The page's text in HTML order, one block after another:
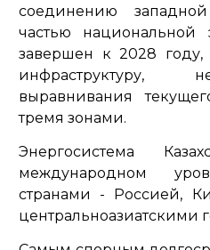
соединению
частью национальной
завершен к 2028 году,
инфраструктуру,
выравнивания
тремя зонами.
Энергосистема
международном
странами - Россией,
центральноазиатскими